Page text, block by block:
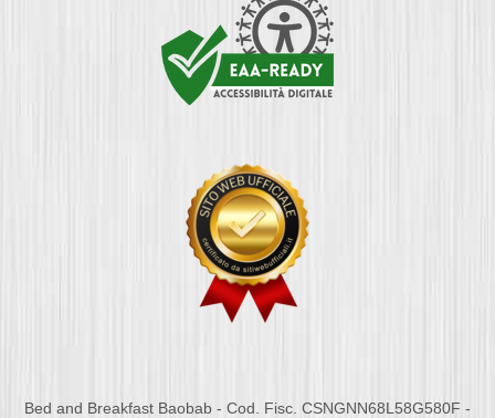
Bed and Breakfast Baobab - Cod. Fisc. CSNGNN68L58G580F -